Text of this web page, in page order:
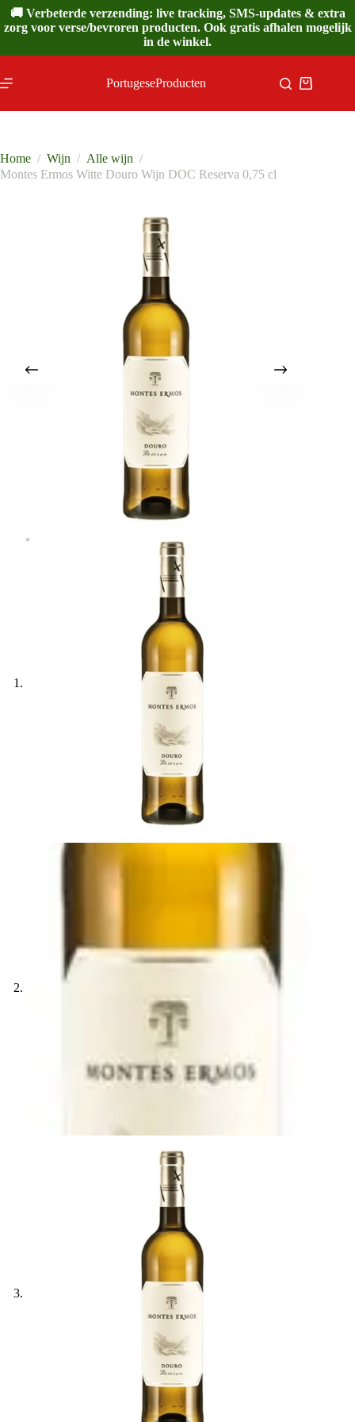
Ga
naar
de
🚚 Verbeterde verzending: live tracking, SMS-updates & extra
zorg voor verse/bevroren producten. Ook gratis afhalen mogelijk
in de winkel.
PortugeseProducten
Home / Wijn / Alle wijn /
Montes Ermos Witte Douro Wijn DOC Reserva 0,75 cl